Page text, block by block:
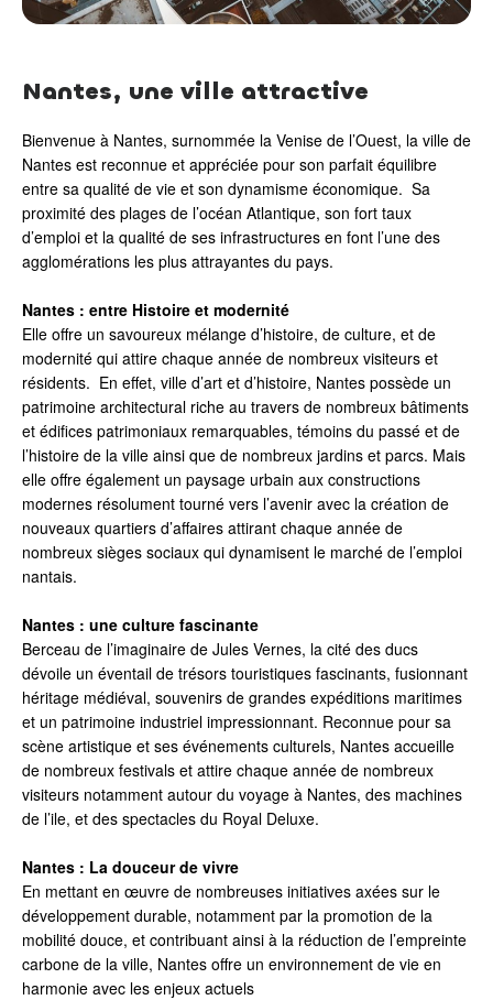
Nantes, une ville attractive
Bienvenue à Nantes, surnommée la Venise de l’Ouest, la ville de
Nantes est reconnue et appréciée pour son parfait équilibre
entre sa qualité de vie et son dynamisme économique. Sa
proximité des plages de l’océan Atlantique, son fort taux
d’emploi et la qualité de ses infrastructures en font l’une des
agglomérations les plus attrayantes du pays.
Nantes : entre Histoire et modernité
Elle offre un savoureux mélange d’histoire, de culture, et de
modernité qui attire chaque année de nombreux visiteurs et
résidents. En effet, ville d’art et d’histoire, Nantes possède un
patrimoine architectural riche au travers de nombreux bâtiments
et édifices patrimoniaux remarquables, témoins du passé et de
l’histoire de la ville ainsi que de nombreux jardins et parcs. Mais
elle offre également un paysage urbain aux constructions
modernes résolument tourné vers l’avenir avec la création de
nouveaux quartiers d’affaires attirant chaque année de
nombreux sièges sociaux qui dynamisent le marché de l’emploi
nantais.
Nantes : une culture fascinante
Berceau de l’imaginaire de Jules Vernes, la cité des ducs
dévoile un éventail de trésors touristiques fascinants, fusionnant
héritage médiéval, souvenirs de grandes expéditions maritimes
et un patrimoine industriel impressionnant. Reconnue pour sa
scène artistique et ses événements culturels, Nantes accueille
de nombreux festivals et attire chaque année de nombreux
visiteurs notamment autour du voyage à Nantes, des machines
de l’ile, et des spectacles du Royal Deluxe.
Nantes : La douceur de vivre
En mettant en œuvre de nombreuses initiatives axées sur le
développement durable, notamment par la promotion de la
mobilité douce, et contribuant ainsi à la réduction de l’empreinte
carbone de la ville, Nantes offre un environnement de vie en
harmonie avec les enjeux actuels